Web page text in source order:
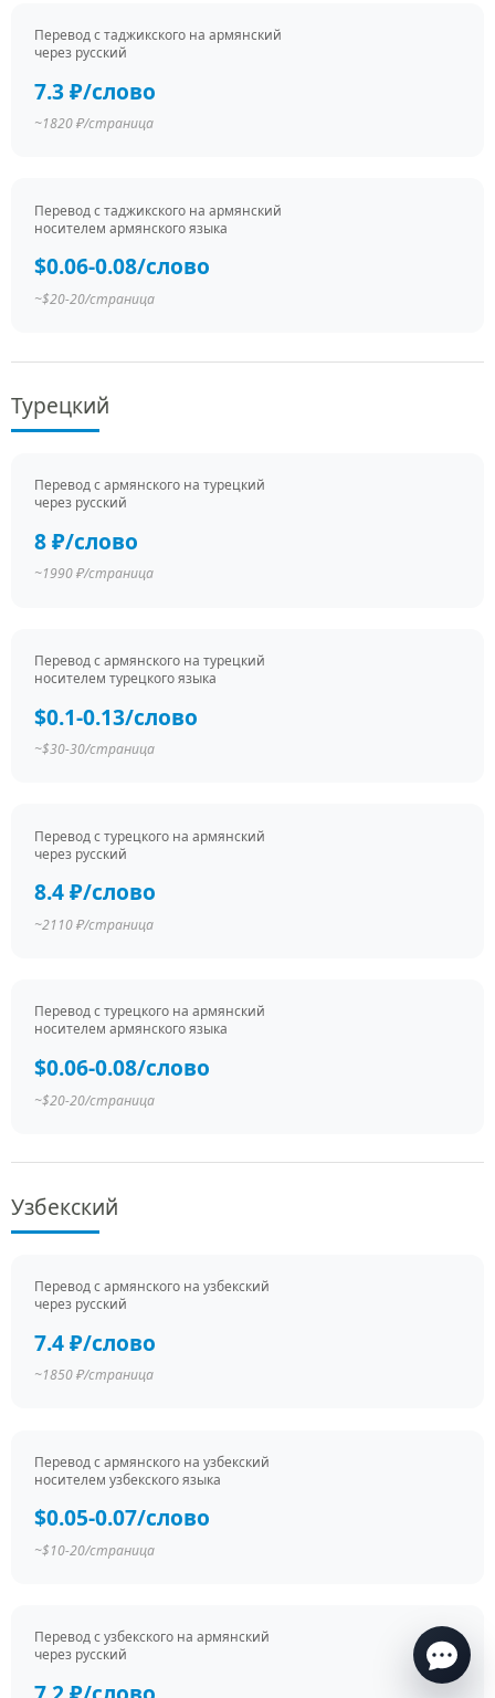
Перевод c таджикского на армянский
через русский
7.3 ₽/слово
~1820 ₽/страница
Перевод c таджикского на армянский
носителем армянского языка
$0.06-0.08/слово
~$20-20/страница
Турецкий
Перевод c армянского на турецкий
через русский
8 ₽/слово
~1990 ₽/страница
Перевод c армянского на турецкий
носителем турецкого языка
$0.1-0.13/слово
~$30-30/страница
Перевод c турецкого на армянский
через русский
8.4 ₽/слово
~2110 ₽/страница
Перевод c турецкого на армянский
носителем армянского языка
$0.06-0.08/слово
~$20-20/страница
Узбекский
Перевод c армянского на узбекский
через русский
7.4 ₽/слово
~1850 ₽/страница
Перевод c армянского на узбекский
носителем узбекского языка
$0.05-0.07/слово
~$10-20/страница
Перевод c узбекского на армянский
через русский
Есть вопросы по переводу?
Ответим в течение нескольких минут
время